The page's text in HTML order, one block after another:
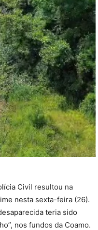
Civil resultou na
nesta sexta-feira (26).
teria sido
nos fundos da Coamo.